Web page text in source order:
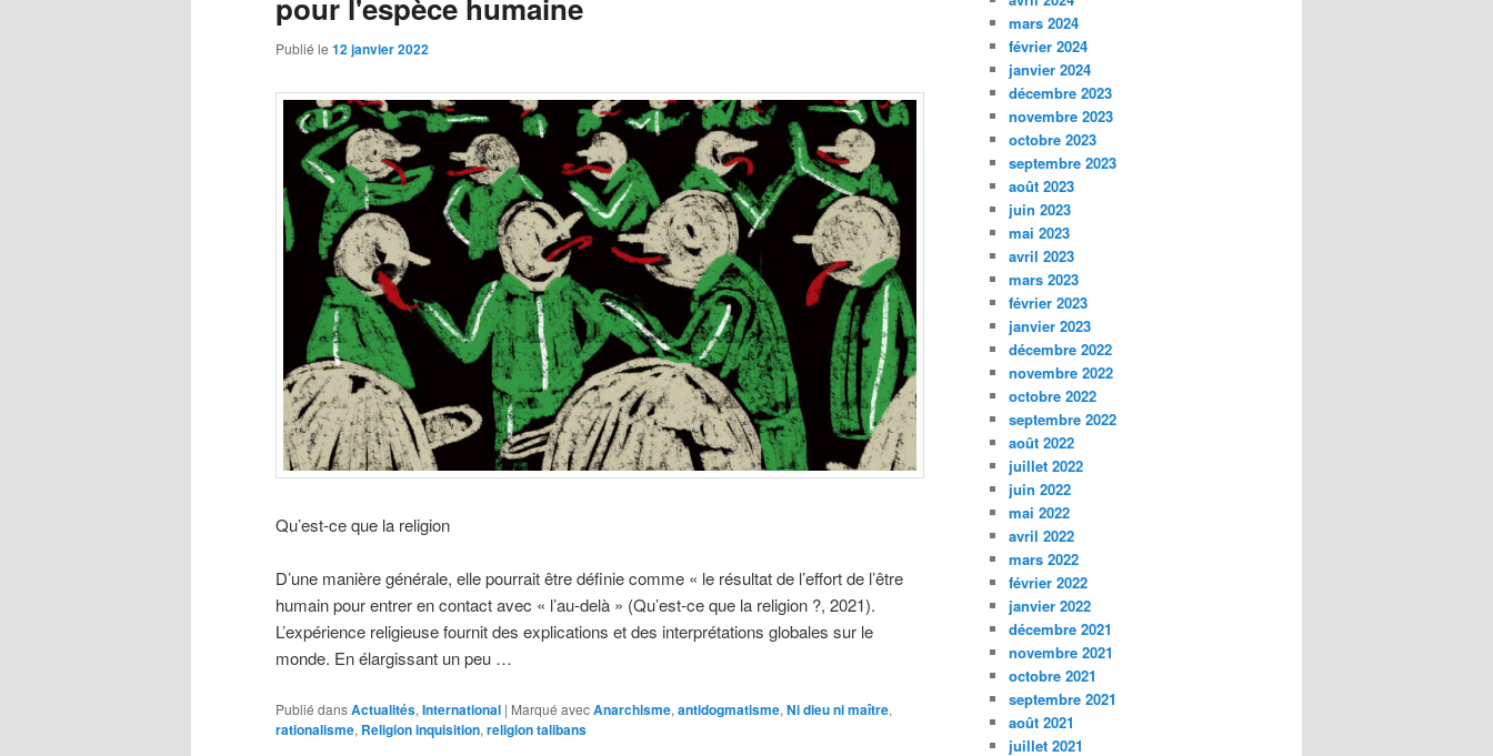
Publié le 12 janvier 2022
Qu’est-ce que la religion
D’une manière générale, elle pourrait être définie comme « le résultat de l’effort de l’être
humain pour entrer en contact avec « l’au-delà » (Qu’est-ce que la religion ?, 2021).
L’expérience religieuse fournit des explications et des interprétations globales sur le
monde. En élargissant un peu …
Publié dansActualités, International | Marqué avecAnarchisme, antidogmatisme, Ni dieu ni maître,
rationalisme, Religion inquisition, religion talibans
mars 2024
février 2024
janvier 2024
décembre 2023
novembre 2023
octobre 2023
septembre 2023
août 2023
juin 2023
mai 2023
avril 2023
mars 2023
février 2023
janvier 2023
décembre 2022
novembre 2022
octobre 2022
septembre 2022
août 2022
juillet 2022
juin 2022
mai 2022
avril 2022
mars 2022
février 2022
janvier 2022
décembre 2021
novembre 2021
octobre 2021
septembre 2021
août 2021
juillet 2021